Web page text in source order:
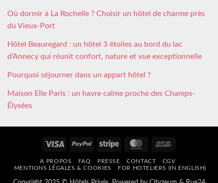
Où dormir à La Rochelle ? Choisir un hôtel de charme près
du Vieux-Port
Hôtel Beauregard : un hôtel 3 étoiles au bord du lac
d’Annecy qui réunit confort, nature et vue exceptionnelle
Pourquoi séjourner dans un appart hôtel ?
Maison Elle Paris : un havre calme proche des Champs-
Élysées
Visa PayPal Stripe MasterCard
Delivery
A PROPOS FAQ PRESSE CONTACT
CGV
MENTIONS LÉGALES & COOKIES
FOR HOTELIERS (IN ENGLISH)